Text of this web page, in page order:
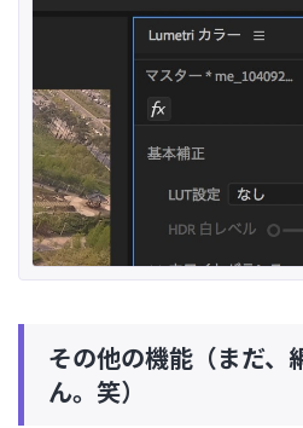
その他の機能（まだ、
ん。笑）